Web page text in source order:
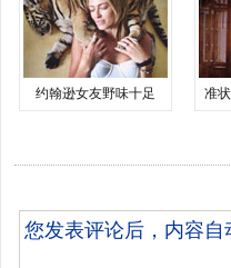
约翰逊女友野味十足 准